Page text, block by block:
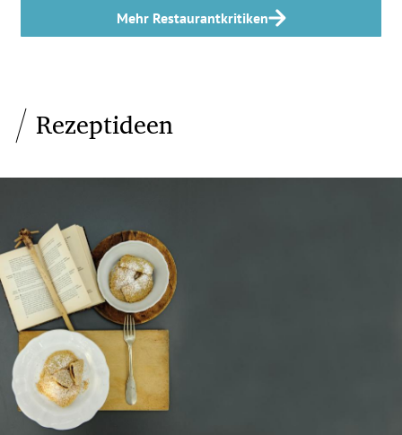
Mehr Restaurantkritiken
Rezeptideen